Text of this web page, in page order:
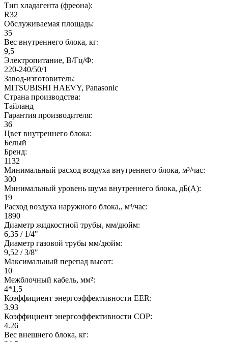
Тип хладагента (фреона):
R32
Обслуживаемая площадь:
35
Вес внутреннего блока, кг:
9,5
Электропитание, В/Гц/Ф:
220-240/50/1
Завод-изготовитель:
MITSUBISHI HAEVY, Panasonic
Страна производства:
Тайланд
Гарантия производителя:
36
Цвет внутреннего блока:
Белый
Бренд:
1132
Минимальный расход воздуха внутреннего блока, м³/час:
300
Минимальный уровень шума внутреннего блока, дБ(А):
19
Расход воздуха наружного блока,, м³/час:
1890
Диаметр жидкостной трубы, мм/дюйм:
6,35 / 1/4"
Диаметр газовой трубы мм/дюйм:
9,52 / 3/8"
Максимальный перепад высот:
10
Межблочный кабель, мм²:
4*1,5
Коэффициент энергоэффективности EER:
3.93
Коэффициент энергоэффективности COP:
4.26
Вес внешнего блока, кг: